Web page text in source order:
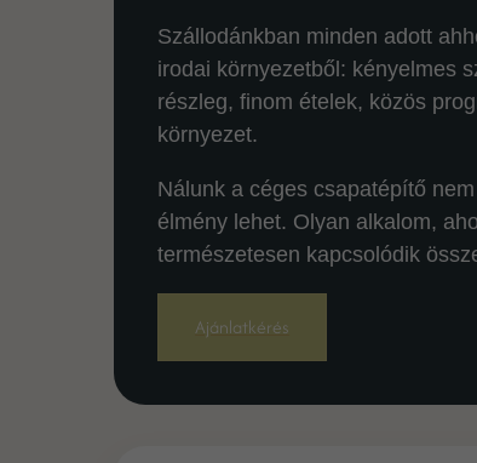
Szállodánkban minden adott
irodai környezetből: kényelmes
részleg, finom ételek, közös
környezet.
Nálunk a céges csapatépítő
élmény lehet. Olyan alkalom,
természetesen kapcsolódik
Ajánlatkérés